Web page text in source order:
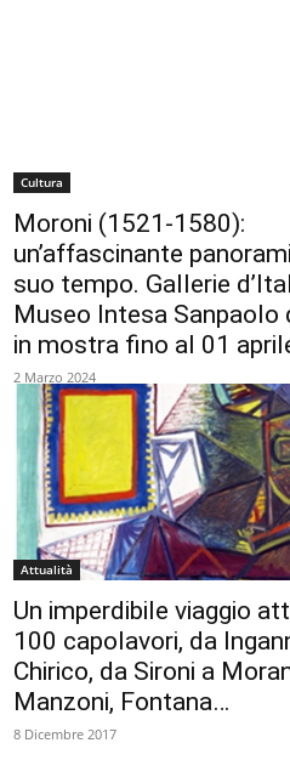
Cultura
Moroni (1521-1580):
un’affascinante
suo tempo. Gallerie
Museo Intesa Sanpaolo
in mostra fino al 01
2 Marzo 2024
Attualità
Un imperdibile viaggio
100 capolavori, da
Chirico, da Sironi a
Manzoni, Fontana…
8 Dicembre 2017